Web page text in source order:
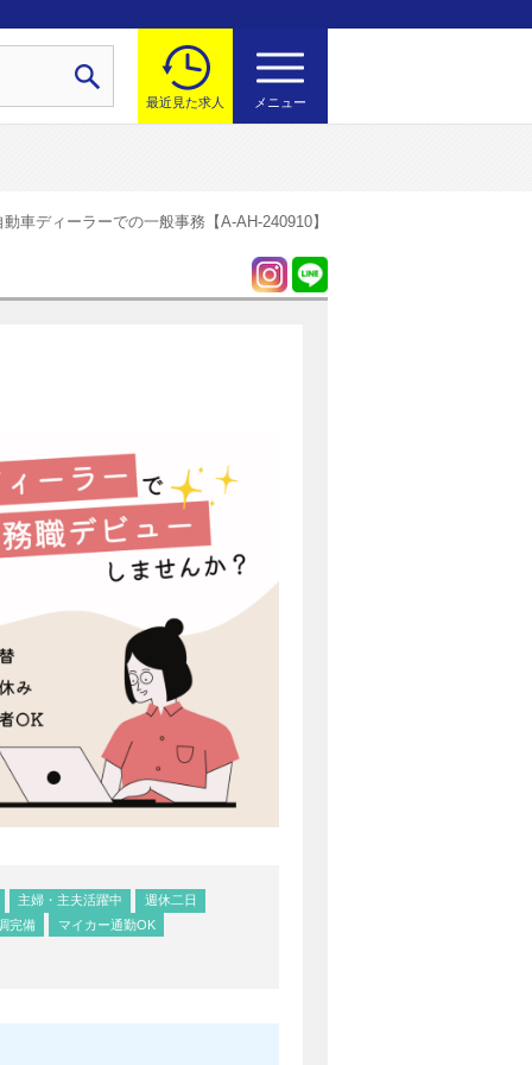
最近見た求人 メニュー
車ディーラーでの一般事務【A-AH-240910】
主婦・主夫活躍中
週休二日
完備
マイカー通勤OK